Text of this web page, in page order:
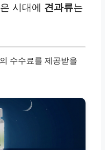
시대에 견과류는
수수료를 제공받을